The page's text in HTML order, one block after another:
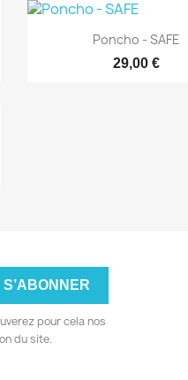
Aperçu rapide
Poncho - SAFE
29,00 €
pour cela nos
du site.